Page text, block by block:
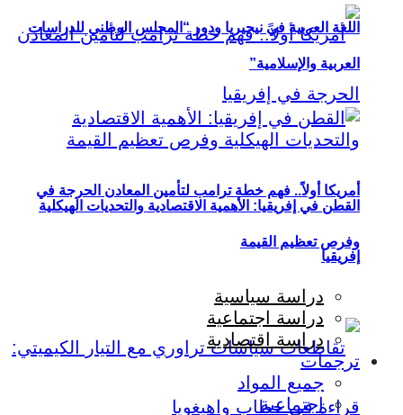
أمريكا أولاً.. فهم خطة ترامب لتأمين المعادن الحرجة في
إفريقيا
اللغة العربية في نيجيريا ودور “المجلس الوطني للدراسات
العربية والإسلامية”
القطن في إفريقيا: الأهمية الاقتصادية والتحديات الهيكلية
وفرص تعظيم القيمة
دراسة سياسية
دراسة اجتماعية
دراسة اقتصادية
ترجمات
جميع المواد
اجتماعية